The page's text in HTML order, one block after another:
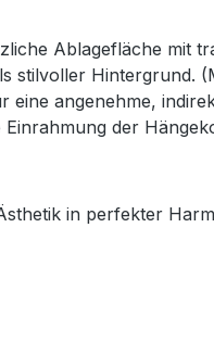
Ablagefläche mit
stilvoller Hintergrund.
eine angenehme,
Einrahmung der
in perfekter